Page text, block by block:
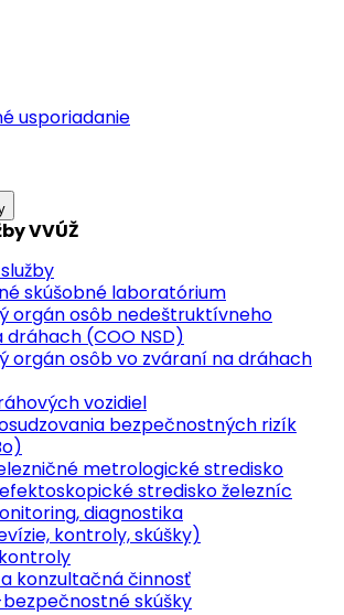
usporiadanie
VVÚŽ
skúšobné laboratórium
orgán osôb nedeštruktívneho
dráhach (COO NSD)
orgán osôb vo zváraní na dráhach
vozidiel
bezpečnostných rizík
metrologické stredisko
stredisko železníc
diagnostika
kontroly, skúšky)
konzultačná činnosť
skúšky